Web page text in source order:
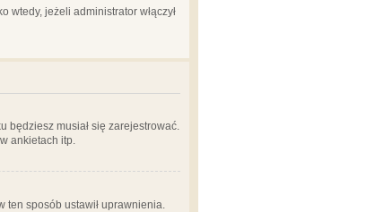
wtedy, jeżeli administrator włączył
będziesz musiał się zarejestrować.
ankietach itp.
ten sposób ustawił uprawnienia.